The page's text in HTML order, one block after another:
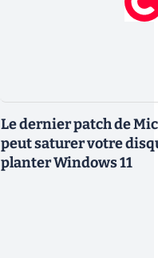
Le dernier patch de
peut saturer votre
planter Windows 11